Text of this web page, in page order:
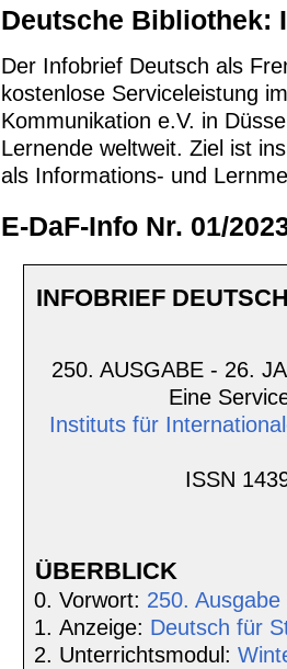
Deutsche Bibliothek:
Der Infobrief Deutsch als
kostenlose Serviceleistung
Kommunikation e.V. in
Lernende weltweit. Ziel ist
als Informations- und
E-DaF-Info Nr. 01/
INFOBRIEF
250. AUSGABE - 26.
Eine
Instituts für
ISSN
ÜBERBLICK
Vorwort: 250. Ausgabe
Anzeige: Deutsch für
Unterrichtsmodul: